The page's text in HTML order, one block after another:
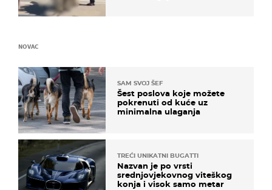
NOVAC
SAM SVOJ ŠEF
Šest poslova koje možete
pokrenuti od kuće uz
minimalna ulaganja
TREĆI UNIKATNI BUGATTI
Nazvan je po vrsti
srednjovjekovnog viteškog
konja i visok samo metar